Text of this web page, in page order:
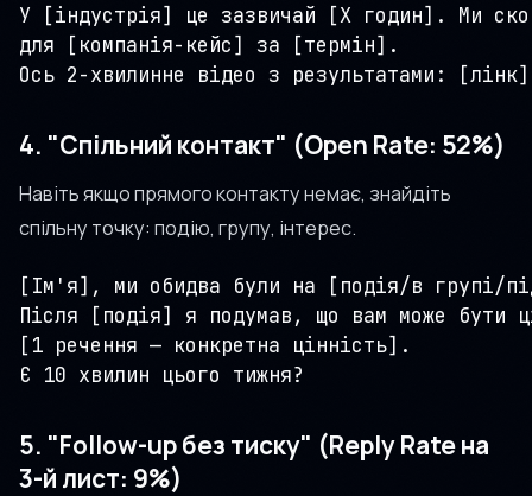
У [індустрія] це зазвичай [X годин]. Ми
для [компанія-кейс] за [термін].
Ось 2-хвилинне відео з результатами: [лінк]
4. "Спільний контакт" (Open Rate: 52%)
Навіть якщо прямого контакту немає, знайдіть
спільну точку: подію, групу, інтерес.
[Ім'я], ми обидва були на [подія/в групі/
Після [подія] я подумав, що вам може бути
[1 речення — конкретна цінність].
Є 10 хвилин цього тижня?
5. "Follow-up без тиску" (Reply Rate на
3-й лист: 9%)